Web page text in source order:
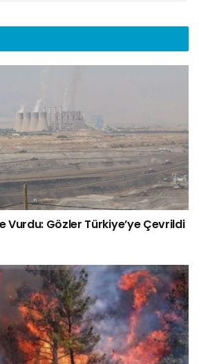
Vurdu: Gözler Türkiye’ye Çevrildi